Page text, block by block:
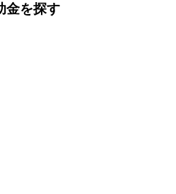
金を探す